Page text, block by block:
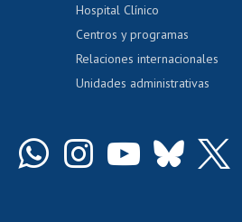
tecnológica Tarjeta TUI
Hospital Clínico
Centros y programas
Relaciones internacionales
Unidades administrativas